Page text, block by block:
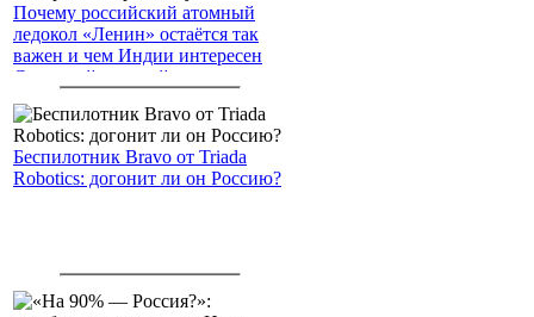
Почему российский атомный
ледокол «Ленин» остаётся так
важен и чем Индии интересен
Северный морской путь
Беспилотник Bravo от Triada
Robotics: догонит ли он Россию?